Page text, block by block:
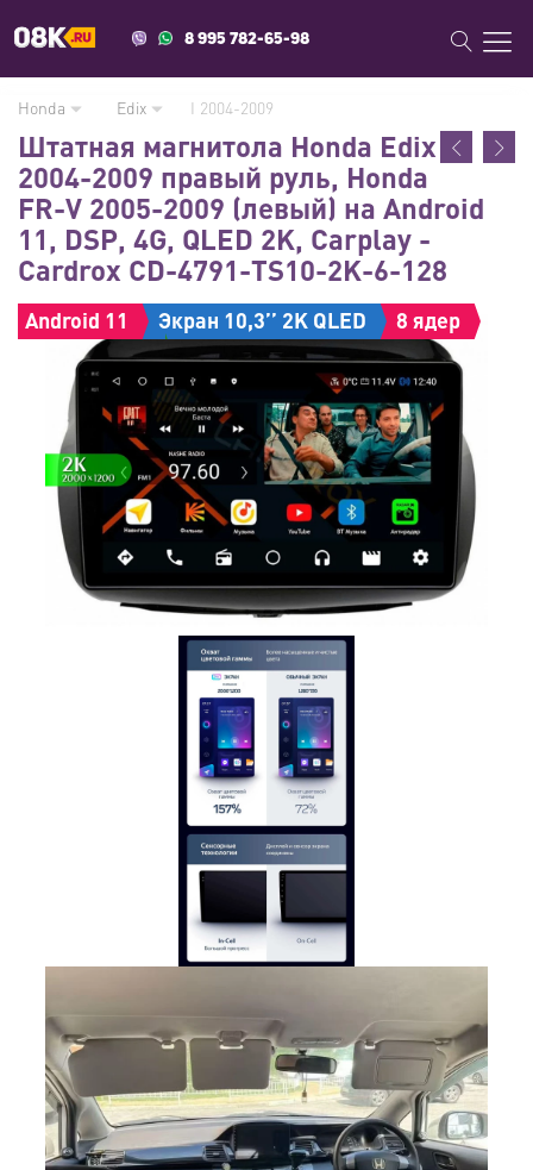
8 995 782-65-98
Honda Edix I 2004-2009
Штатная магнитола Honda Edix
2004-2009 правый руль, Honda
FR-V 2005-2009 (левый) на Android
11, DSP, 4G, QLED 2K, Carplay -
Cardrox CD-4791-TS10-2K-6-128
Android 11 Экран 10,3’’ 2K QLED
8 ядер
6Gb + 128Gb